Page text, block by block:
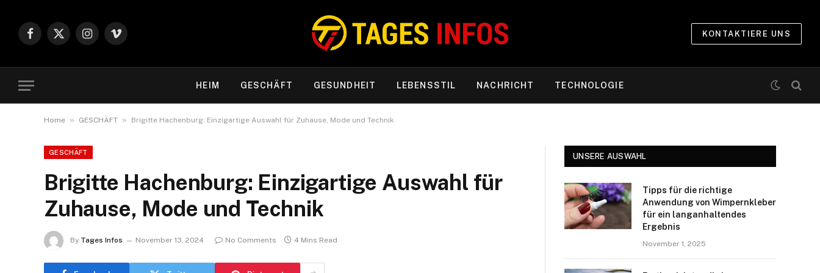
Facebook
X
Instagram
Vimeo
KONTAKTIERE UNS
HEIM GESCHÄFT GESUNDHEIT LEBENSSTIL NACHRICHT TECHNOLOGIE
Home » GESCHÄFT » Brigitte Hachenburg: Einzigartige Auswahl für Zuhause, Mode und Technik
GESCHÄFT
Brigitte Hachenburg: Einzigartige Auswahl für
Zuhause, Mode und Technik
By Tages Infos November 13, 2024 No Comments 4 Mins Read
UNSERE AUSWAHL
Tipps für die richtige
Anwendung von Wimpernkleber
für ein langanhaltendes
Ergebnis
November 1, 2025